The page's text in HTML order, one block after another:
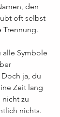
den
oft selbst
Trennung.
alle Symbole
ja, du
Zeit lang
nicht zu
nichts.